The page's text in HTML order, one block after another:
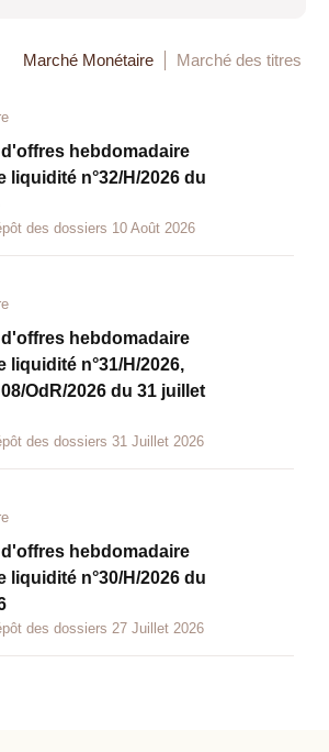
Marché Monétaire Marché des titres
hebdomadaire
liquidité n°32/H/2026 du
des dossiers 10 Août 2026
hebdomadaire
liquidité n°31/H/2026,
OdR/2026 du 31 juillet
des dossiers 31 Juillet 2026
hebdomadaire
liquidité n°30/H/2026 du
des dossiers 27 Juillet 2026